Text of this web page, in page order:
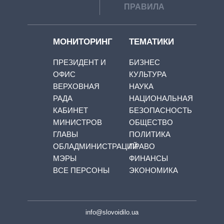
ПРАВИЛА
МОНИТОРИНГ
ПРЕЗИДЕНТ И
ОФИС
ВЕРХОВНАЯ
РАДА
КАБИНЕТ
МИНИСТРОВ
ГЛАВЫ
ОБЛАДМИНИСТРАЦИЙ
МЭРЫ
ВСЕ ПЕРСОНЫ
ТЕМАТИКИ
БИЗНЕС
КУЛЬТУРА
НАУКА
НАЦИОНАЛЬНАЯ
БЕЗОПАСНОСТЬ
ОБЩЕСТВО
ПОЛИТИКА
ПРАВО
ФИНАНСЫ
ЭКОНОМИКА
info@slovoidilo.ua